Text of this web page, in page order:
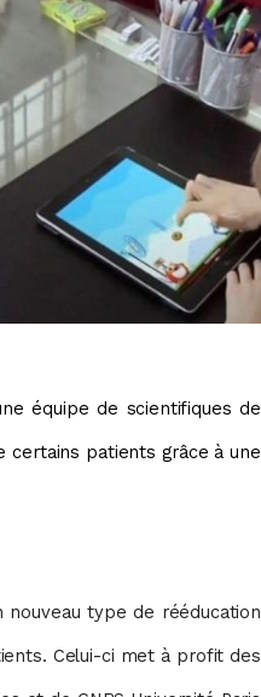
équipe de scientifiques de
certains patients grâce à une
type de rééducation
Celui-ci met à profit des